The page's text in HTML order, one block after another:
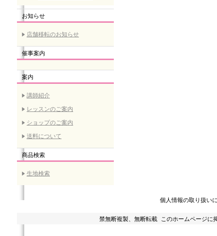
お知らせ
店舗移転のお知らせ
催事案内
案内
講師紹介
レッスンのご案内
ショップのご案内
送料について
商品検索
生地検索
個人情報の取り扱い
禁無断複製、無断転載 このホームページに